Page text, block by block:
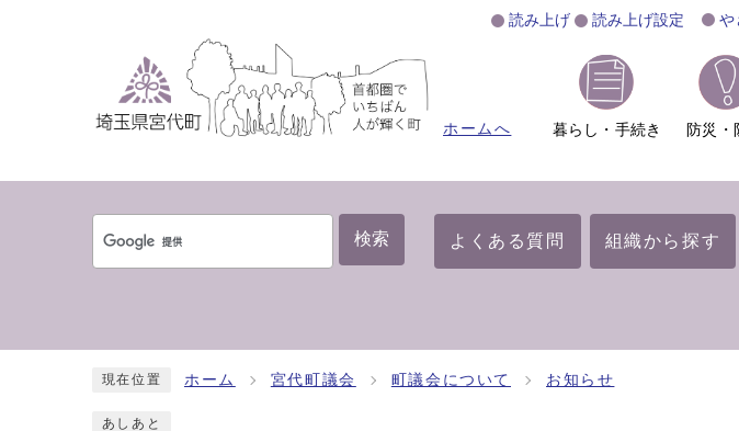
読み上げ 読み上げ設定 や
ホームへ 暮らし・手続き 防災・
検索 よくある質問 組織から探す
現在位置 ホーム 宮代町議会 町議会について お知らせ
あしあと